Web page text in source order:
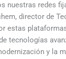
nuestras redes
director de
estas
tecnologías
y la